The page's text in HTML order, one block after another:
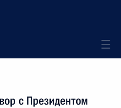
с Президентом